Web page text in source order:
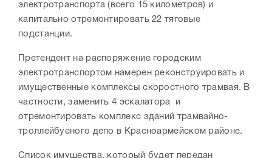
электротранспорта (всего 15 километров) и
капитально отремонтировать 22 тяговые
подстанции.
Претендент на распоряжение городским
электротранспортом намерен реконструировать и
имущественные комплексы скоростного трамвая. В
частности, заменить 4 эскалатора и
отремонтировать комплекс зданий трамвайно-
троллейбусного депо в Красноармейском районе.
Список имущества, который будет передан